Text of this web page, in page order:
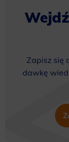
Zapisz się
dawkę